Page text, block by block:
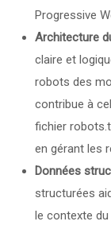
Progressive
Architecture
claire et
robots des
contribue à
fichier
en gérant les
Données
structurées
le contexte